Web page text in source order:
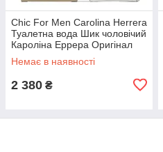
Chic For Men Carolina Herrera
Туалетна вода Шик чоловічий
Кароліна Еррера Оригінал
100 мл.
Немає в наявності
2 380 ₴